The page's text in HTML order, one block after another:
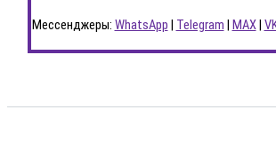
Мессенджеры: WhatsApp Telegram MAX|